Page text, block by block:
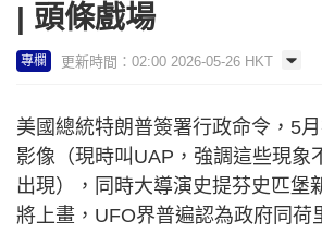
| 頭條戲場
專欄 更新時間：02:00 2026-05-26 HKT
美國總統特朗普簽署行政命令，5
影像（現時叫UAP，強調這些現象
出現），同時大導演史提芬史匹堡
將上畫，UFO界普遍認為政府同荷